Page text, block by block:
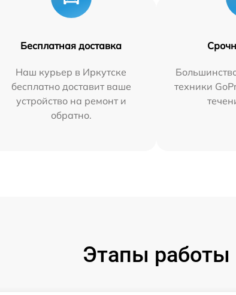
Бесплатная доставка
Наш курьер в Иркутске
бесплатно доставит ваше
устройство на ремонт и
обратно.
техники
Этапы работы